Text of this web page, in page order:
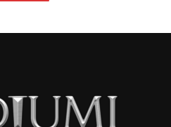
të zhgënjyer. Ato
të shmangë krahasimet